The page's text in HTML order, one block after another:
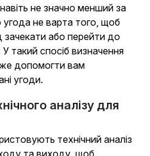
не значно менший за
угода не варта того, щоб
зачекати або перейти до
такий спосіб визначення
допомогти вам
угоди.
аналізу для
технічний аналіз
та виходу, щоб